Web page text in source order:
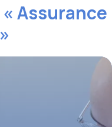
Assurance